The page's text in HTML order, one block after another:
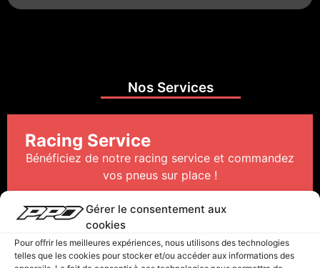
Gérer le consentement aux
cookies
Pour offrir les meilleures expériences, nous utilisons des technologies
telles que les cookies pour stocker et/ou accéder aux informations des
Nos Services
Racing Service
Bénéficiez de notre racing service et commandez
vos pneus sur place !
Profitez d’une large gamme de choix (Pirelli,
Dunlop) et de notre prestation de montage de
pneus !